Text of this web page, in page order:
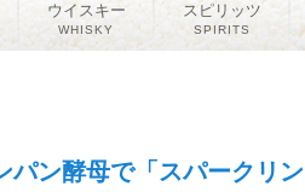
パン酵母で「スパークリン
ウイスキー
WHISKY
スピリッツ
SPIRITS